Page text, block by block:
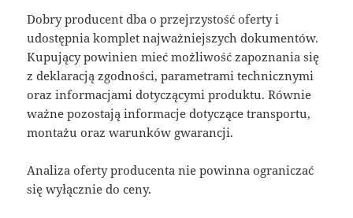
Dobry producent dba o przejrzystość oferty i
udostępnia komplet najważniejszych dokumentów.
Kupujący powinien mieć możliwość zapoznania się
z deklaracją zgodności, parametrami technicznymi
oraz informacjami dotyczącymi produktu. Równie
ważne pozostają informacje dotyczące transportu,
montażu oraz warunków gwarancji.
Analiza oferty producenta nie powinna ograniczać
się wyłącznie do ceny.